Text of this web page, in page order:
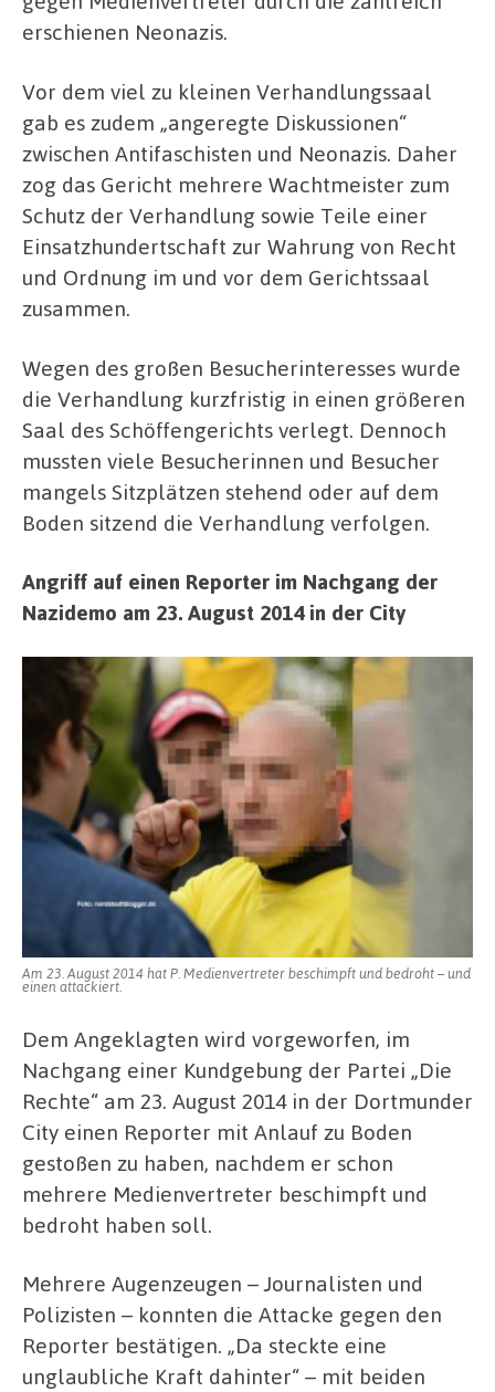
erschienen Neonazis.
Vor dem viel zu kleinen Verhandlungssaal
gab es zudem „angeregte Diskussionen“
zwischen Antifaschisten und Neonazis. Daher
zog das Gericht mehrere Wachtmeister zum
Schutz der Verhandlung sowie Teile einer
Einsatzhundertschaft zur Wahrung von Recht
und Ordnung im und vor dem Gerichtssaal
zusammen.
Wegen des großen Besucherinteresses wurde
die Verhandlung kurzfristig in einen größeren
Saal des Schöffengerichts verlegt. Dennoch
mussten viele Besucherinnen und Besucher
mangels Sitzplätzen stehend oder auf dem
Boden sitzend die Verhandlung verfolgen.
Angriff auf einen Reporter im Nachgang der
Nazidemo am 23. August 2014 in der City
Am 23. August 2014 hat P. Medienvertreter beschimpft und bedroht – und
einen attackiert.
Dem Angeklagten wird vorgeworfen, im
Nachgang einer Kundgebung der Partei „Die
Rechte“ am 23. August 2014 in der Dortmunder
City einen Reporter mit Anlauf zu Boden
gestoßen zu haben, nachdem er schon
mehrere Medienvertreter beschimpft und
bedroht haben soll.
Mehrere Augenzeugen – Journalisten und
Polizisten – konnten die Attacke gegen den
Reporter bestätigen. „Da steckte eine
unglaubliche Kraft dahinter“ – mit beiden